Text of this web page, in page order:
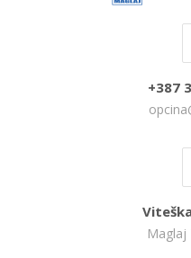
+387